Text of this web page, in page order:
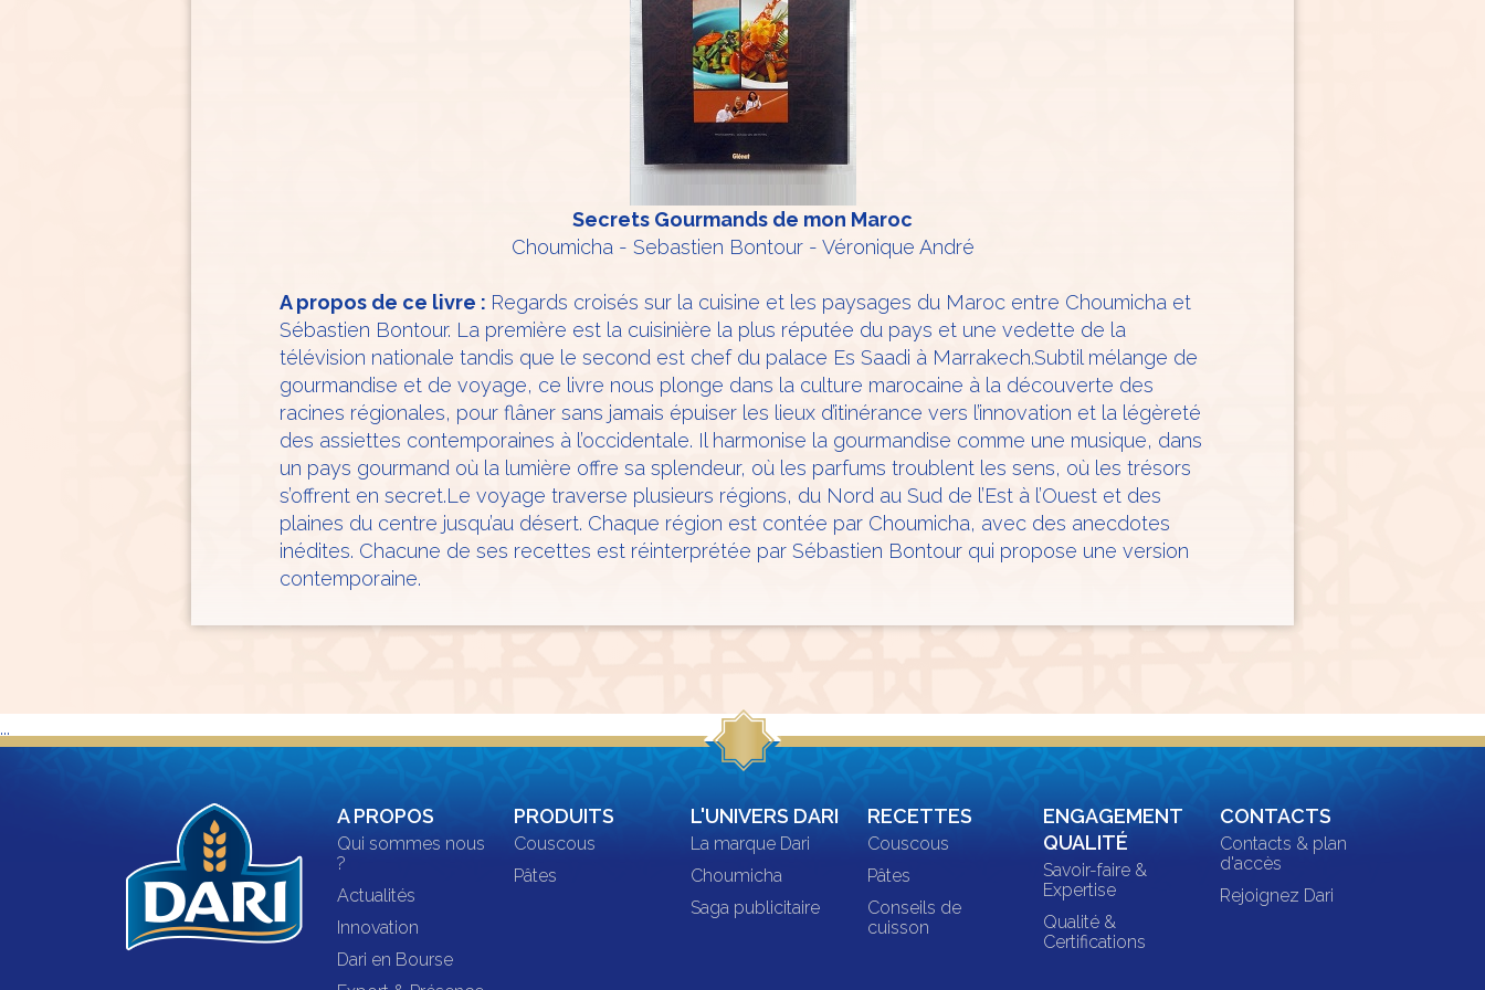
Secrets Gourmands de mon Maroc
Choumicha - Sebastien Bontour - Véronique André
A propos de ce livre : Regards croisés sur la cuisine et les paysages du Maroc entre Choumicha et
Sébastien Bontour. La première est la cuisinière la plus réputée du pays et une vedette de la
télévision nationale tandis que le second est chef du palace Es Saadi à Marrakech.Subtil mélange de
gourmandise et de voyage, ce livre nous plonge dans la culture marocaine à la découverte des
racines régionales, pour flâner sans jamais épuiser les lieux d’itinérance vers l’innovation et la légèreté
des assiettes contemporaines à l’occidentale. Il harmonise la gourmandise comme une musique, dans
un pays gourmand où la lumière offre sa splendeur, où les parfums troublent les sens, où les trésors
s’offrent en secret.Le voyage traverse plusieurs régions, du Nord au Sud de l’Est à l’Ouest et des
plaines du centre jusqu’au désert. Chaque région est contée par Choumicha, avec des anecdotes
inédites. Chacune de ses recettes est réinterprétée par Sébastien Bontour qui propose une version
contemporaine.
...
A PROPOS
Qui sommes nous
?
Actualités
Innovation
Dari en Bourse
PRODUITS
Couscous
Pâtes
L'UNIVERS DARI
La marque Dari
Choumicha
Saga publicitaire
CONTACTS
Contacts & plan
d'accès
Rejoignez Dari
ENGAGEMENT
QUALITÉ
Savoir-faire &
Expertise
Qualité &
Certifications
RECETTES
Couscous
Pâtes
Conseils de
cuisson